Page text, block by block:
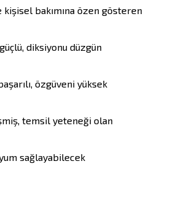
kişisel bakımına özen gösteren
diksiyonu düzgün
özgüveni yüksek
temsil yeteneği olan
sağlayabilecek